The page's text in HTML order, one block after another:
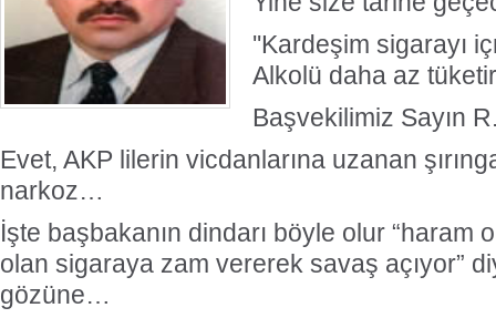
''Kardeşim sigarayı
Alkolü daha az
Başvekilimiz Sayın
Evet, AKP lilerin vicdanlarına uzanan
narkoz…
İşte başbakanın dindarı böyle olur “haram
olan sigaraya zam vererek savaş açıyor”
gözüne…